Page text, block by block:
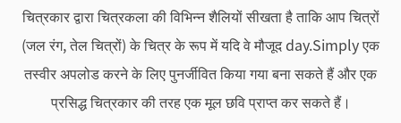
चित्रकार द्वारा चित्रकला की विभिन्न शैलियों सीखता है ताकि आप चित्रों
(जल रंग, तेल चित्रों) के चित्र के रूप में यदि वे मौजूद day.Simply एक
तस्वीर अपलोड करने के लिए पुनर्जीवित किया गया बना सकते हैं और एक
प्रसिद्ध चित्रकार की तरह एक मूल छवि प्राप्त कर सकते हैं।